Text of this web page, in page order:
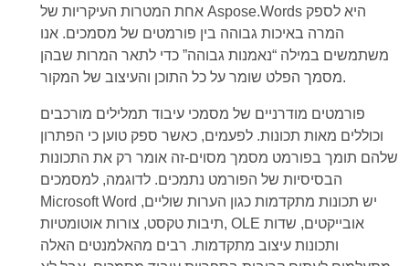
אחת המטרות העיקריות של Aspose.Words היא לספק
המרה באיכות גבוהה בין פורמטים של מסמכים. אנו
משתמשים במילה “נאמנות גבוהה” כדי לתאר המרות שבהן
מסמך הפלט שומר על כל התוכן והעיצוב של המקור.
פורמטים מודרניים של מסמכי עיבוד תמלילים מורכבים
וכוללים מאות תכונות. לפעמים, כאשר ספק טוען כי הפתרון
שלהם תומך בפורמט מסמך מסוים-זה אומר רק את התכונות
הבסיסיות של הפורמט נתמכים. לדוגמה, למסמכים
Microsoft Word יש תכונות מתקדמות כגון הערות שוליים,
תיבות טקסט, צורות אוטומטיות, OLE אובייקטים, שדות
ותכונות עיצוב מתקדמות. רבים מהאלמנטים האלה